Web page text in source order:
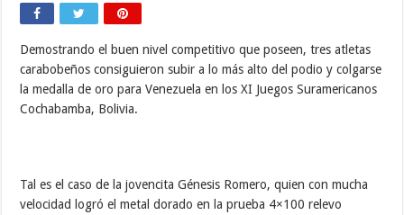
Demostrando el buen nivel competitivo que poseen, tres atletas
carabobeños consiguieron subir a lo más alto del podio y colgarse
la medalla de oro para Venezuela en los XI Juegos Suramericanos
Cochabamba, Bolivia.
Tal es el caso de la jovencita Génesis Romero, quien con mucha
velocidad logró el metal dorado en la prueba 4×100 relevo